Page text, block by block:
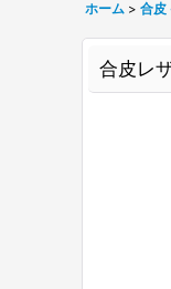
ホーム > 合皮
合皮レ